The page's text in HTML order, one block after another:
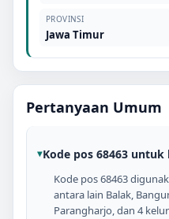
PROVINSI
Jawa Timur
Pertanyaan Umum
Kode pos 68463
Kode pos 68463
antara lain Balak,
Parangharjo, dan 4